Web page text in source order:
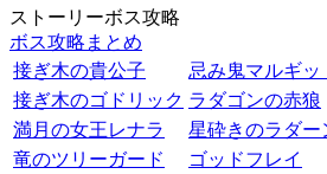
ストーリーボス攻略
ボス攻略まとめ
接ぎ木の貴公子
忌み鬼マルギッ
接ぎ木のゴドリック ラダゴンの赤狼
満月の女王レナラ
星砕きのラダー
竜のツリーガード
ゴッドフレイ